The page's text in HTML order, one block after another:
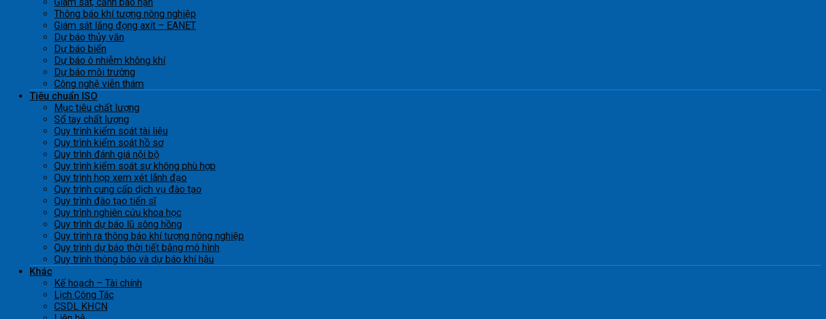
Thông báo khí tượng nông nghiệp
Giám sát lắng đọng axít – EANET
Dự báo thủy văn
Dự báo biển
Dự báo ô nhiễm không khí
Dự báo môi trường
Công nghệ viễn thám
Tiêu chuẩn ISO
Mục tiêu chất lượng
Sổ tay chất lượng
Quy trình kiểm soát tài liệu
Quy trình kiểm soát hồ sơ
Quy trình đánh giá nội bộ
Quy trình kiểm soát sự không phù hợp
Quy trình họp xem xét lãnh đạo
Quy trình cung cấp dịch vụ đào tạo
Quy trình đào tạo tiến sĩ
Quy trình nghiên cứu khoa học
Quy trình dự báo lũ sông hồng
Quy trình ra thông báo khí tượng nông nghiệp
Quy trình dự báo thời tiết bằng mô hình
Quy trình thông báo và dự báo khí hậu
Khác
Kế hoạch – Tài chính
Lịch Công Tác
CSDL KHCN